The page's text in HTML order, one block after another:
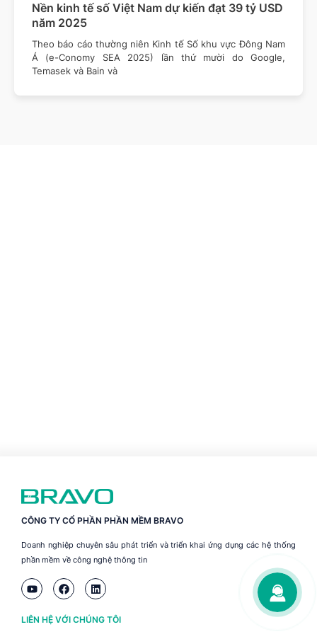
Nền kinh tế số Việt Nam dự kiến đạt 39 tỷ USD
năm 2025
Theo báo cáo thường niên Kinh tế Số khu vực Đông Nam
Á (e-Conomy SEA 2025) lần thứ mười do Google,
Temasek và Bain và
CÔNG TY CỔ PHẦN PHẦN MỀM BRAVO
Doanh nghiệp chuyên sâu phát triển và triển khai ứng dụng các hệ thống
phần mềm về công nghệ thông tin
LIÊN HỆ VỚI CHÚNG TÔI